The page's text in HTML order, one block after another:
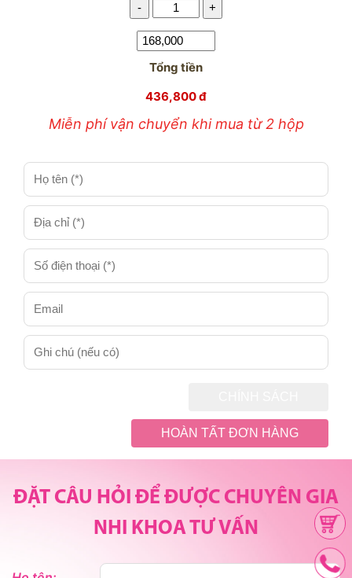
- +
Tổng tiền
436,800 đ
Miễn phí vận chuyển khi mua từ 2 hộp
ĐẶT CÂU HỎI ĐỂ ĐƯỢC CHUYÊN GIA
NHI KHOA TƯ VẤN